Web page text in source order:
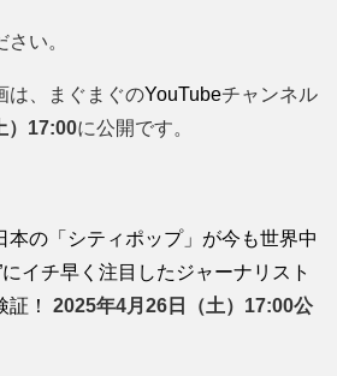
い。
は、まぐまぐのYouTubeチャンネル
）17:00に公開です。
本の「シティポップ」が今も世界中
イチ早く注目したジャーナリスト
！
2025年4月26日（土）17:00公